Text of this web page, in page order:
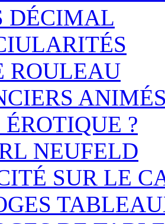
DÉCIMAL
ROULEAU
?
NEUFELD
SUR LE